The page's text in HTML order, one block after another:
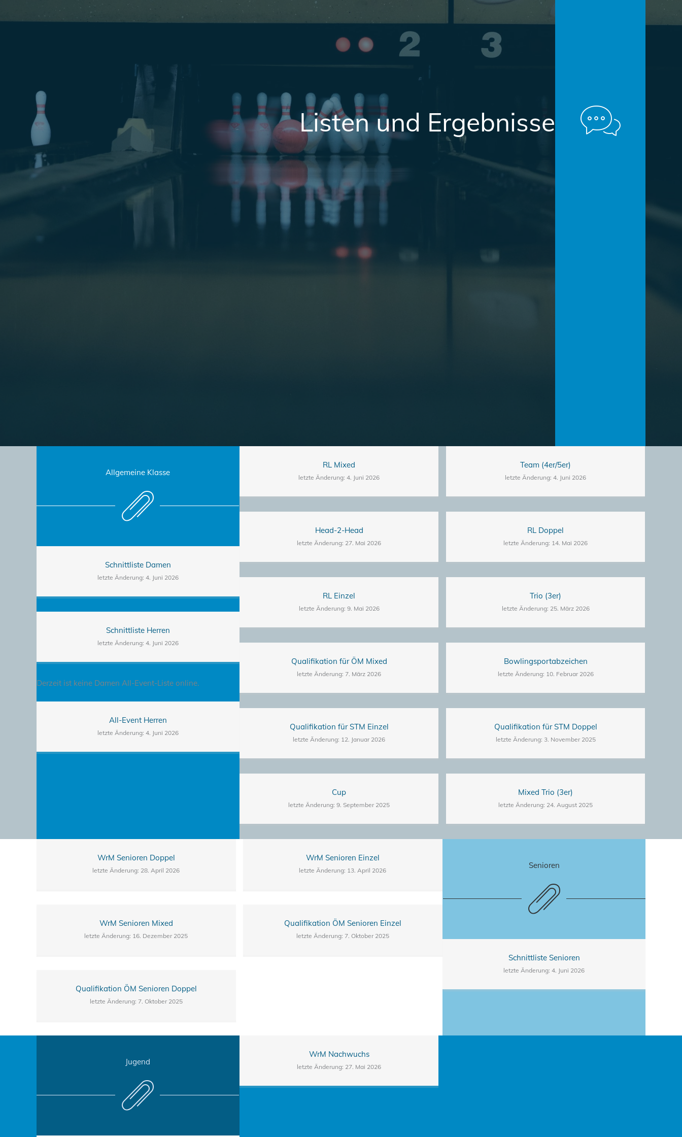
Listen und Ergebnisse
Allgemeine Klasse
Schnittliste Damen
letzte Änderung: 4. Juni 2026
Schnittliste Herren
letzte Änderung: 4. Juni 2026
Derzeit ist keine Damen All-Event-Liste online.
All-Event Herren
letzte Änderung: 4. Juni 2026
RL Mixed
letzte Änderung: 4. Juni 2026
Team (4er/5er)
letzte Änderung: 4. Juni 2026
Head-2-Head
letzte Änderung: 27. Mai 2026
RL Doppel
letzte Änderung: 14. Mai 2026
RL Einzel
letzte Änderung: 9. Mai 2026
Trio (3er)
letzte Änderung: 25. März 2026
Qualifikation für ÖM Mixed
letzte Änderung: 7. März 2026
Bowlingsportabzeichen
letzte Änderung: 10. Februar 2026
Qualifikation für STM Einzel
letzte Änderung: 12. Januar 2026
Qualifikation für STM Doppel
letzte Änderung: 3. November 2025
Cup
letzte Änderung: 9. September 2025
Mixed Trio (3er)
letzte Änderung: 24. August 2025
WrM Senioren Doppel
letzte Änderung: 28. April 2026
WrM Senioren Einzel
letzte Änderung: 13. April 2026
WrM Senioren Mixed
letzte Änderung: 16. Dezember 2025
Qualifikation ÖM Senioren Einzel
letzte Änderung: 7. Oktober 2025
Qualifikation ÖM Senioren Doppel
letzte Änderung: 7. Oktober 2025
Senioren
Schnittliste Senioren
letzte Änderung: 4. Juni 2026
Jugend
WrM Nachwuchs
letzte Änderung: 27. Mai 2026